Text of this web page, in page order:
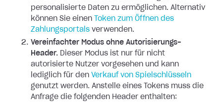
personalisierte Daten zu ermöglichen. Alternativ
können Sie einen
Token zum Öffnen des
Zahlungsportals verwenden.
Vereinfachter Modus ohne Autorisierungs-
Header. Dieser Modus ist nur für nicht
autorisierte Nutzer vorgesehen und kann
lediglich für den Verkauf von Spielschlüsseln
genutzt werden. Anstelle eines Tokens muss die
Anfrage die folgenden Header enthalten: